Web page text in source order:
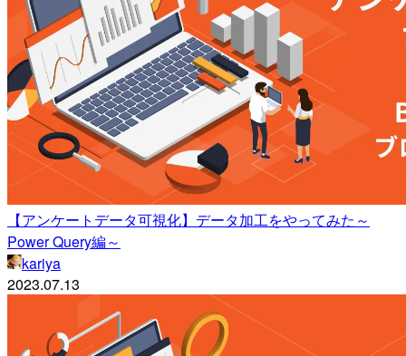
【アンケートデータ可視化】データ加工をやってみた～
Power Query編～
kariya
2023.07.13